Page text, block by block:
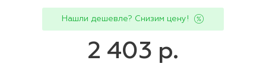
Нашли дешевле? Снизим цену!
2 403 р.